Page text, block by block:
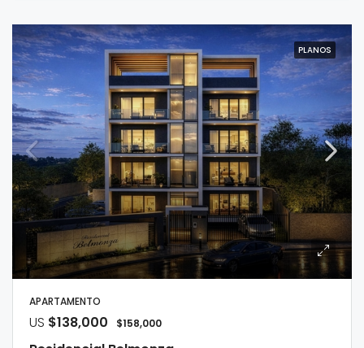
PLANOS
APARTAMENTO
US $138,000 $158,000